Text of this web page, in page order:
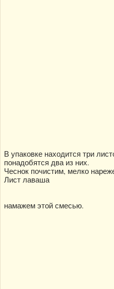
В упаковке находится три
понадобятся два из них.
Чеснок почистим, мелко
Лист лаваша
намажем этой смесью.